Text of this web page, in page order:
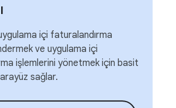
içi faturalandırma
ve uygulama içi
işlemlerini yönetmek için basit
sağlar.